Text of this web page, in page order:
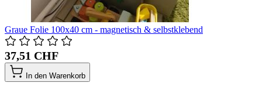
Graue Folie 100x40 cm - magnetisch & selbstklebend
37,51 CHF
In den Warenkorb